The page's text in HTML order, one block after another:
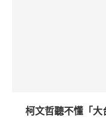
柯文哲聽不懂「